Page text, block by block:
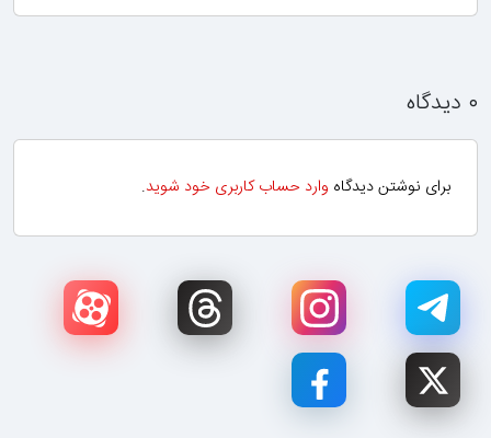
۰ دیدگاه
برای نوشتن دیدگاه وارد حساب کاربری خود شوید.